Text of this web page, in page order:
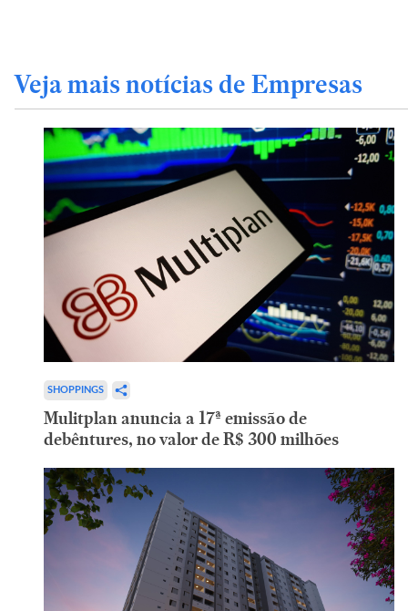
Veja mais notícias de Empresas
SHOPPINGS
Mulitplan anuncia a 17ª emissão de
debêntures, no valor de R$ 300 milhões